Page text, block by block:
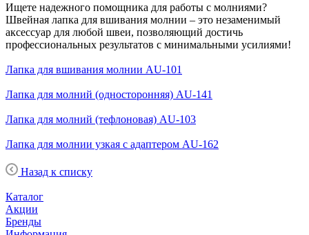
Ищете надежного помощника для работы с молниями?
Швейная лапка для вшивания молнии – это незаменимый
аксессуар для любой швеи, позволяющий достичь
профессиональных результатов с минимальными усилиями!
Лапка для вшивания молнии AU-101
Лапка для молний (односторонняя) AU-141
Лапка для молний (тефлоновая) AU-103
Лапка для молнии узкая с адаптером AU-162
Назад к списку
Каталог
Акции
Бренды